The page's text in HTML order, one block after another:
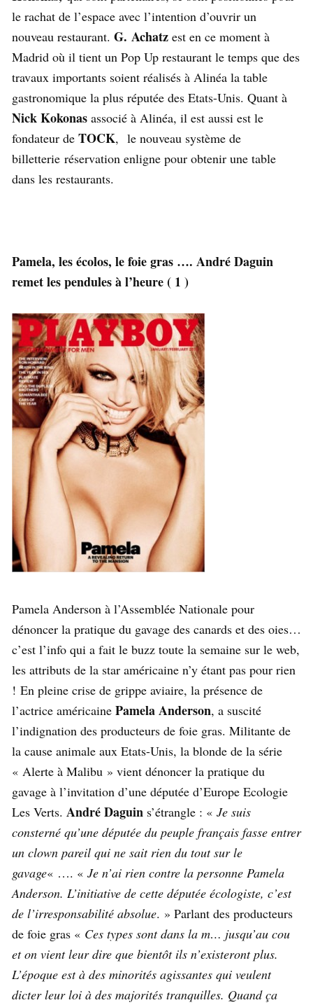
le rachat de l’espace avec l’intention d’ouvrir un
nouveau restaurant. G. Achatz est en ce moment à
Madrid où il tient un Pop Up restaurant le temps que des
travaux importants soient réalisés à Alinéa la table
gastronomique la plus réputée des Etats-Unis. Quant à
Nick Kokonas associé à Alinéa, il est aussi est le
fondateur de TOCK, le nouveau système de
billetterie réservation enligne pour obtenir une table
dans les restaurants.
Pamela, les écolos, le foie gras …. André Daguin
remet les pendules à l’heure ( 1 )
Pamela Anderson à l’Assemblée Nationale pour
dénoncer la pratique du gavage des canards et des oies…
c’est l’info qui a fait le buzz toute la semaine sur le web,
les attributs de la star américaine n’y étant pas pour rien
! En pleine crise de grippe aviaire, la présence de
l’actrice américaine Pamela Anderson, a suscité
l’indignation des producteurs de foie gras. Militante de
la cause animale aux Etats-Unis, la blonde de la série
« Alerte à Malibu » vient dénoncer la pratique du
gavage à l’invitation d’une députée d’Europe Ecologie
Les Verts. André Daguin s’étrangle : « Je suis
consterné qu’une députée du peuple français fasse entrer
un clown pareil qui ne sait rien du tout sur le
gavage« …. « Je n’ai rien contre la personne Pamela
Anderson. L’initiative de cette députée écologiste, c’est
de l’irresponsabilité absolue. » Parlant des producteurs
de foie gras « Ces types sont dans la m… jusqu’au cou
et on vient leur dire que bientôt ils n’existeront plus.
L’époque est à des minorités agissantes qui veulent
dicter leur loi à des majorités tranquilles. Quand ça